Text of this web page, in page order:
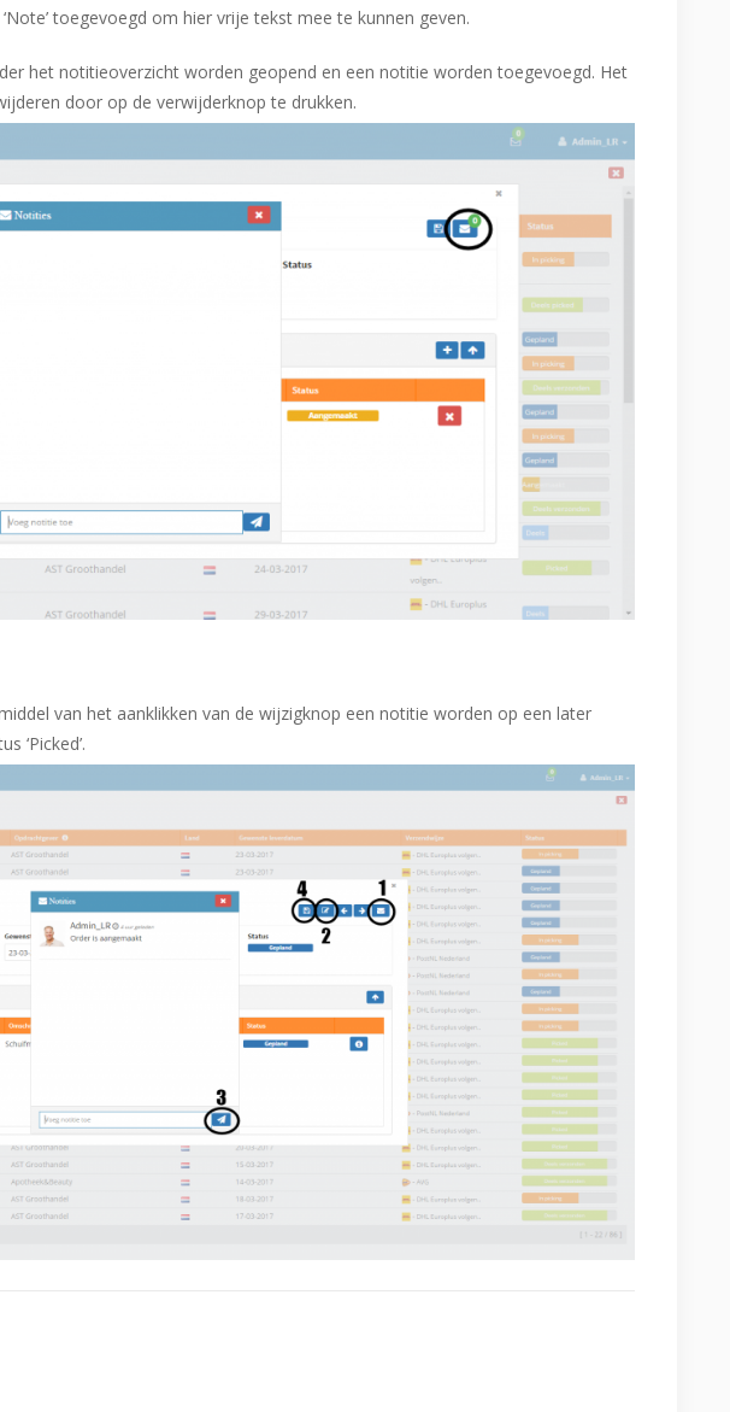
toegevoegd om hier vrije tekst mee te kunnen geven.
het notitieoverzicht worden geopend en een notitie worden toegevoegd. Het
door op de verwijderknop te drukken.
van het aanklikken van de wijzigknop een notitie worden op een later
‘Picked’.